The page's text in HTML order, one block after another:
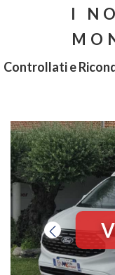
I
Controllati e